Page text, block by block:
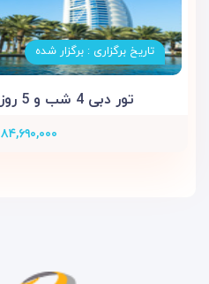
تاریخ برگزاری : برگزار شده
تور دبی 4 شب و 5 روز (ویژه نوروز 1405)
۸۴,۶۹۰,۰۰۰